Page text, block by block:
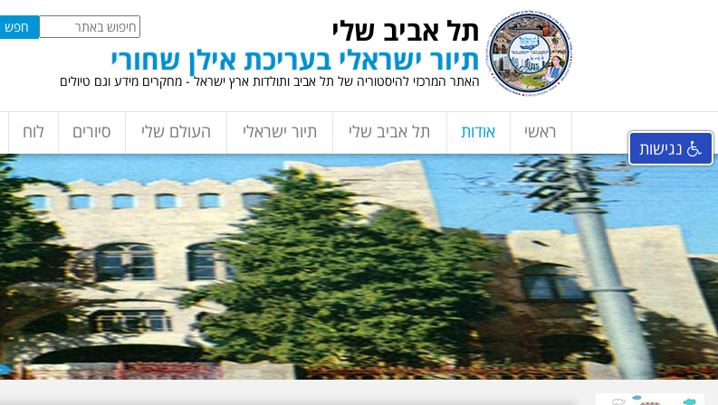
תל אביב שלי
תיור ישראלי בעריכת אילן שחורי
האתר המרכזי להיסטוריה של תל אביב ותולדות ארץ ישראל - מחקרים מידע וגם טיולים
ראשי אודות תל אביב שלי תיור ישראלי העולם שלי סיורים לוח
נגישות